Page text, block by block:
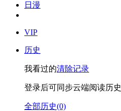
日漫
VIP
历史
我看过的清除记录
登录后可同步云端阅读历史
全部历史(0)